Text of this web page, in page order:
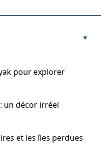
pour explorer
un décor irréel
et les îles perdues